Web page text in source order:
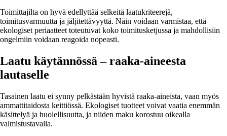
Toimittajilta on hyvä edellyttää selkeitä laatukriteerejä,
toimitusvarmuutta ja jäljitettävyyttä. Näin voidaan varmistaa, että
ekologiset periaatteet toteutuvat koko toimitusketjussa ja mahdollisiin
ongelmiin voidaan reagoida nopeasti.
Laatu käytännössä – raaka-aineesta
lautaselle
Tasainen laatu ei synny pelkästään hyvistä raaka-aineista, vaan myös
ammattitaidosta keittiössä. Ekologiset tuotteet voivat vaatia enemmän
käsittelyä ja huolellisuutta, ja niiden maku korostuu oikealla
valmistustavalla.